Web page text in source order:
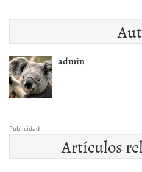
admin
Publicidad
Artículos